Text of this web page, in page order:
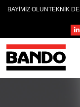
BAYİMİZ OLUNTEKNİK